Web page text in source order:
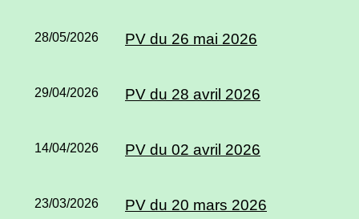
28/05/2026 PV du 26 mai 2026
29/04/2026 PV du 28 avril 2026
14/04/2026 PV du 02 avril 2026
23/03/2026 PV du 20 mars 2026